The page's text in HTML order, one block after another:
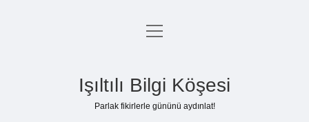
Anasayfa
Yasal Uyarı
menüyü
Işıltılı Bilgi Köşesi
Parlak fikirlerle gününü aydınlat!